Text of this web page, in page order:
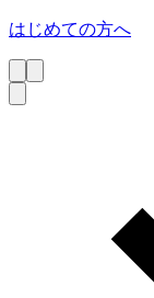
はじめての方へ